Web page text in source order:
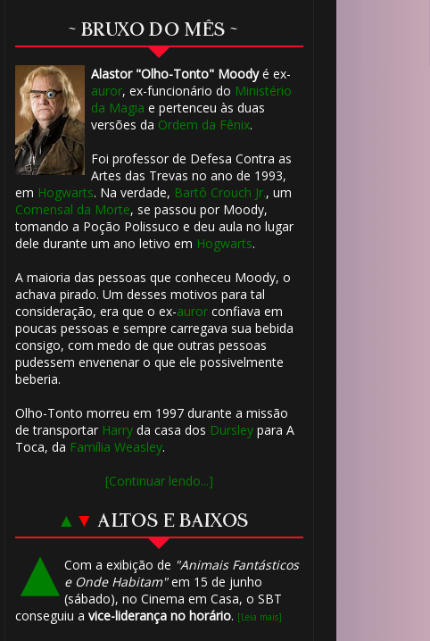
~ BRUXO DO MÊS ~
Alastor "Olho-Tonto" Moodyé ex-
auror, ex-funcionário do Ministério
da Magia e pertenceu às duas
versões da Ordem da Fênix.
Foi professor de Defesa Contra as
Artes das Trevas no ano de 1993,
em Hogwarts. Na verdade, Bartô Crouch Jr., um
Comensal da Morte, se passou por Moody,
tomando a Poção Polissuco e deu aula no lugar
dele durante um ano letivo em Hogwarts.
A maioria das pessoas que conheceu Moody, o
achava pirado. Um desses motivos para tal
consideração, era que o ex-aurorconfiava em
poucas pessoas e sempre carregava sua bebida
consigo, com medo de que outras pessoas
pudessem envenenar o que ele possivelmente
beberia.
Olho-Tonto morreu em 1997 durante a missão
de transportar Harryda casa dos Dursleypara A
Toca, da Família Weasley.
[Continuar lendo...]
▲ ▼ ALTOS E BAIXOS
Com a exibição de "Animais Fantásticos
e Onde Habitam"em 15 de junho
(sábado), no Cinema em Casa, o SBT
conseguiu a vice-liderança no horário. [Leia mais]